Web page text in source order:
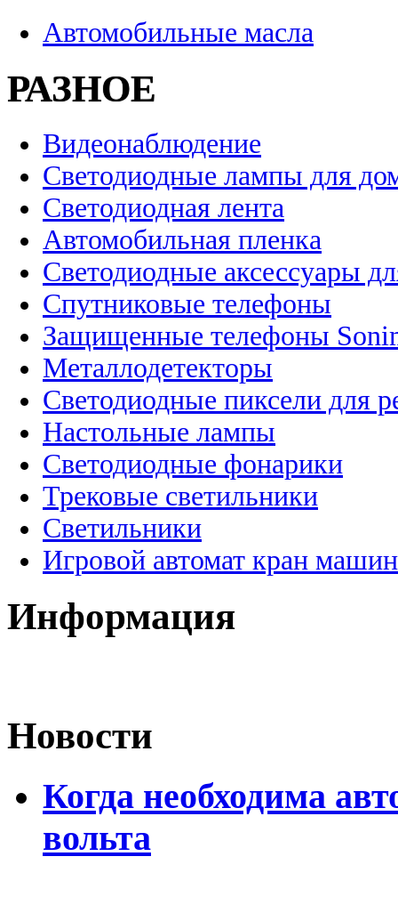
Автомобильные масла
РАЗНОЕ
Видеонаблюдение
Светодиодные лампы для
Светодиодная лента
Автомобильная пленка
Светодиодные аксессуары
Спутниковые телефоны
Защищенные телефоны
Металлодетекторы
Светодиодные пиксели для
Настольные лампы
Светодиодные фонарики
Трековые светильники
Светильники
Игровой автомат кран
Информация
Новости
Когда необходима
вольта